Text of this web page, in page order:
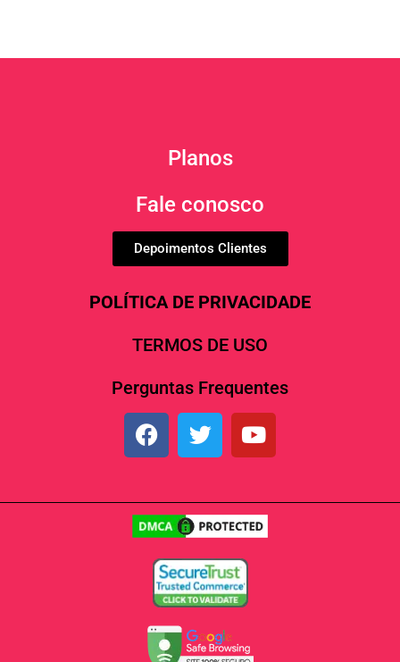
Planos
Fale conosco
Depoimentos Clientes
POLÍTICA DE PRIVACIDADE
TERMOS DE USO
Perguntas Frequentes